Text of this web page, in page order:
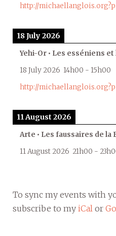
http://
18 July 2026
Yehi-Or • Les esséniens
18 July 2026 14h00 - 15h00
http://
11 August 2026
Arte • Les faussaires de la
11 August 2026 21h00 -
To sync my events with
subscribe to my iCal or